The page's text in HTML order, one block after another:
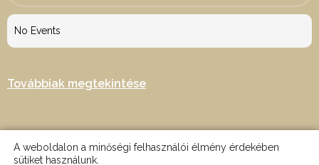
No Events
Továbbiak megtekintése
A weboldalon a minőségi felhasználói élmény érdekében
sütiket használunk.